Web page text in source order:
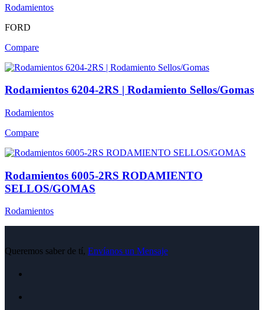
Rodamientos
FORD
Compare
Rodamientos 6204-2RS | Rodamiento Sellos/Gomas
Rodamientos
Compare
Rodamientos 6005-2RS RODAMIENTO
SELLOS/GOMAS
Rodamientos
Queremos saber de tí, Envíanos un Mensaje